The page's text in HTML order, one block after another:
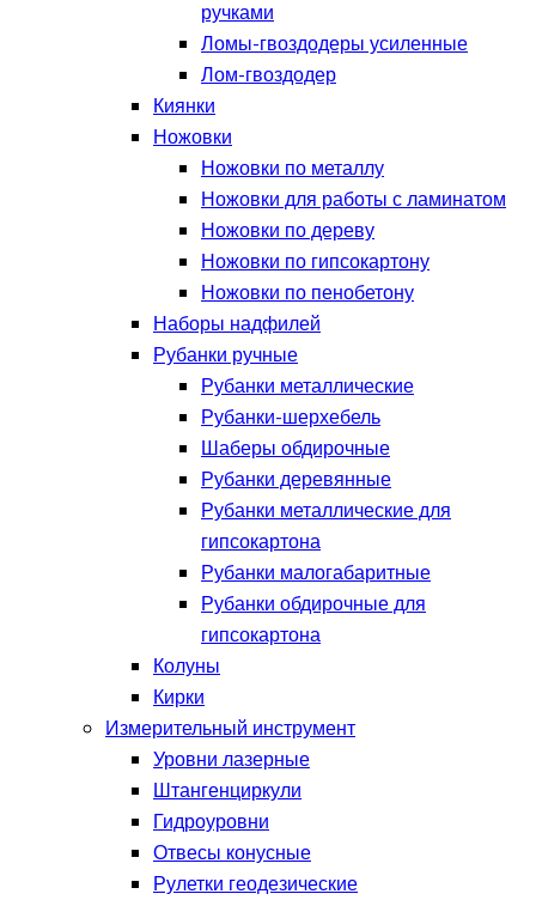
ручками
Ломы-гвоздодеры усиленные
Лом-гвоздодер
Киянки
Ножовки
Ножовки по металлу
Ножовки для работы с ламинатом
Ножовки по дереву
Ножовки по гипсокартону
Ножовки по пенобетону
Наборы надфилей
Рубанки ручные
Рубанки металлические
Рубанки-шерхебель
Шаберы обдирочные
Рубанки деревянные
Рубанки металлические для
гипсокартона
Рубанки малогабаритные
Рубанки обдирочные для
гипсокартона
Колуны
Кирки
Измерительный инструмент
Уровни лазерные
Штангенциркули
Гидроуровни
Отвесы конусные
Рулетки геодезические